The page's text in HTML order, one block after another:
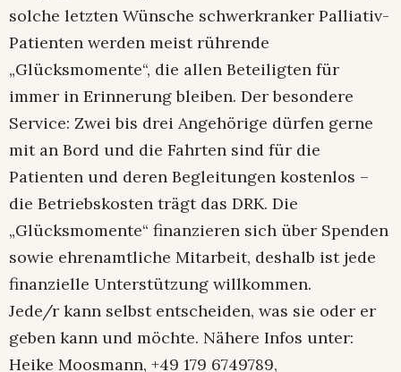
solche letzten Wünsche schwerkranker Palliativ-
Patienten werden meist rührende
„Glücksmomente“, die allen Beteiligten für
immer in Erinnerung bleiben. Der besondere
Service: Zwei bis drei Angehörige dürfen gerne
mit an Bord und die Fahrten sind für die
Patienten und deren Begleitungen kostenlos –
die Betriebskosten trägt das DRK. Die
„Glücksmomente“ finanzieren sich über Spenden
sowie ehrenamtliche Mitarbeit, deshalb ist jede
finanzielle Unterstützung willkommen.
Jede/r kann selbst entscheiden, was sie oder er
geben kann und möchte. Nähere Infos unter:
Heike Moosmann, +49 179 6749789,